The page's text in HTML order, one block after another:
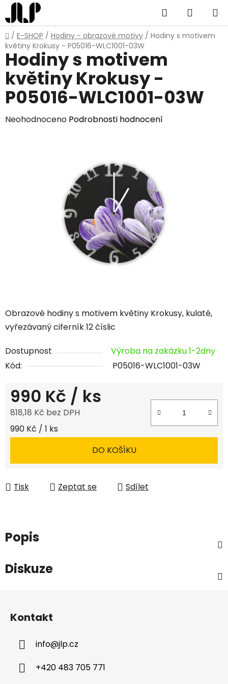
Přejít
na
obsah
Hledat
KOŠÍK
Domů
/ E-SHOP / Hodiny - obrazové motivy / Hodiny s motivem
květiny Krokusy - P05016-WLC1001-03W
Obrazové hodiny s motivem květiny Krokusy, kulaté,
vyřezávaný ciferník 12 číslic
Dostupnost
Výroba na zakázku 1-2dny
Kód:
P05016-WLC1001-03W
990 Kč / ks
818,18 Kč bez DPH
Měrná cena:
990 Kč / 1 ks
DO KOŠÍKU
Tisk Zeptat se Sdílet
Hodiny s motivem
květiny Krokusy -
P05016-WLC1001-03W
Průměrné
Neohodnoceno Podrobnosti hodnocení
Popis
Diskuze
Kontakt
info@jlp.cz
+420 483 705 771